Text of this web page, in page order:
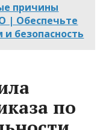
причины
| Обеспечьте
безопасность
по